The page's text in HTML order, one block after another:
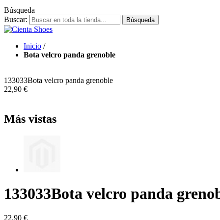
Búsqueda
Buscar:
Búsqueda
Inicio /
Bota velcro panda grenoble
133033Bota velcro panda grenoble
22,90 €
Más vistas
133033Bota velcro panda
22,90 €